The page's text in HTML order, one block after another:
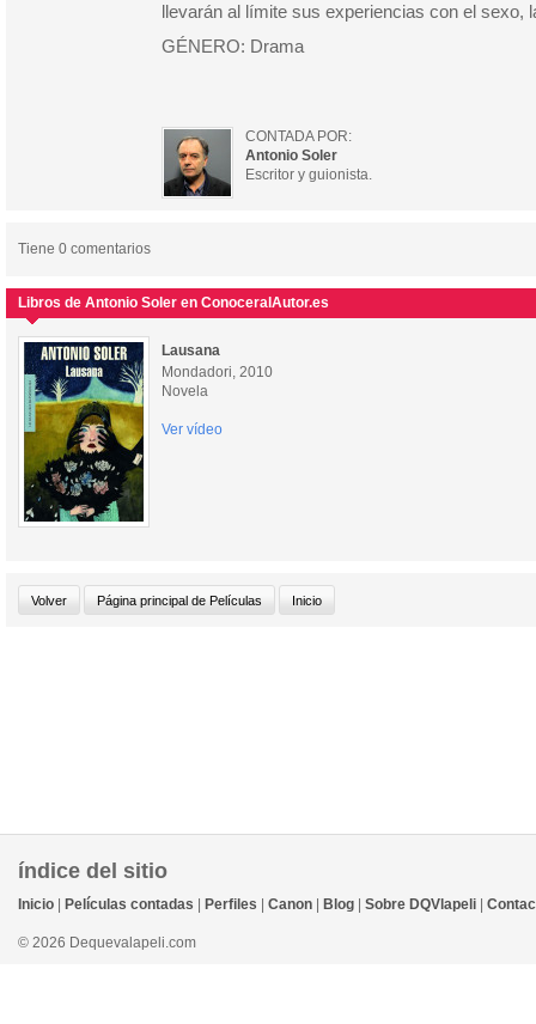
llevarán al límite sus experiencias con el sexo,
GÉNERO: Drama
CONTADA POR:
Antonio Soler
Escritor y guionista.
Tiene 0 comentarios
Libros de Antonio Soler en ConoceralAutor.es
Lausana
Mondadori, 2010
Novela
Ver vídeo
índice del sitio
Inicio Películas contadas Perfiles Canon Blog Sobre DQVlapeli
© 2026 Dequevalapeli.com